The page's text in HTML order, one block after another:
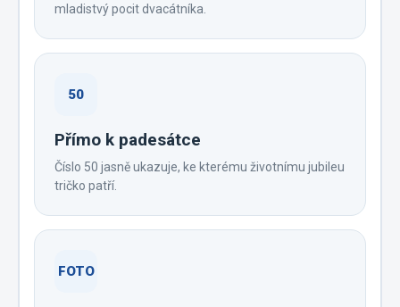
mladistvý pocit dvacátníka.
50
Přímo k padesátce
Číslo 50 jasně ukazuje, ke kterému životnímu jubileu
tričko patří.
FOTO